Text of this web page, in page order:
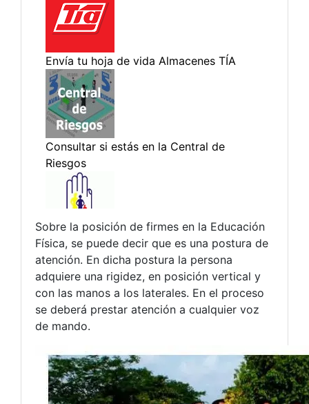
Sobre la posición de firmes en la Educación
Física, se puede decir que es una postura de
atención. En dicha postura la persona
adquiere una rigidez, en posición vertical y
con las manos a los laterales. En el proceso
se deberá prestar atención a cualquier voz
de mando.